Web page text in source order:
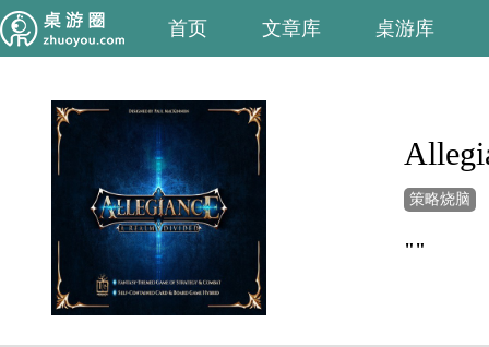
首页 文章库 桌游库
策略烧脑
""